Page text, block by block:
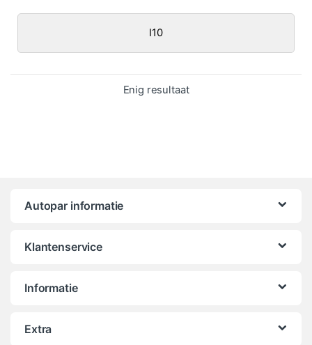
I10
Enig resultaat
Autopar informatie
Klantenservice
Informatie
Extra